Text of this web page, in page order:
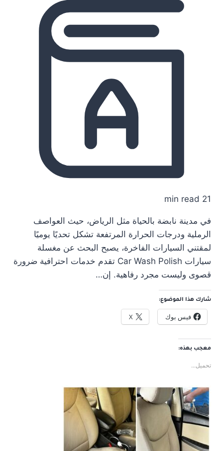
21 min read
في مدينة نابضة بالحياة مثل الرياض، حيث العواصف
الرملية ودرجات الحرارة المرتفعة تشكل تحديًا يوميًا
لمقتني السيارات الفاخرة، يصبح البحث عن مغسلة
سيارات Car Wash Polish تقدم خدمات احترافية ضرورة
قصوى وليست مجرد رفاهية. إن…
شارك هذا الموضوع:
فيس بوك X
معجب بهذه:
تحميل...